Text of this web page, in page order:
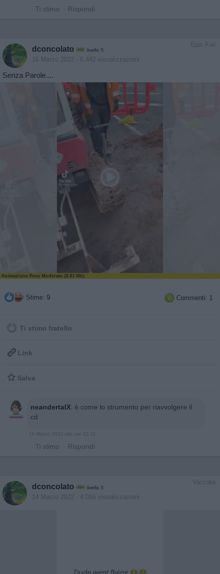
· Ti stimo · Rispondi
Epic Fail
dconcolato livello 5
16 Marzo 2022 - 6.442 visualizzazioni
Senza Parole....
Animazione Peso Moderato (0.81 Mb)
Stime: 9  Commenti: 1
Ti stimo fratello
 Link
 Salva
neandertalX: è come lo strumento per riavvolgere il
cd
16 Marzo 2022 alle ore 22:11
· Ti stimo · Rispondi
Vaccata
dconcolato livello 5
14 Marzo 2022 - 4.016 visualizzazioni